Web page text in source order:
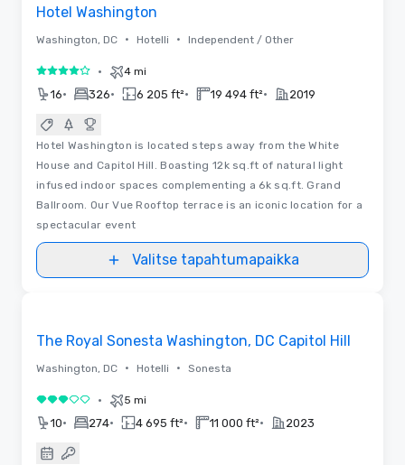
Hotel Washington
Washington, DC • Hotelli • Independent / Other
4 / 5 • 4 mi
16• 326• 6 205 ft²• 19 494 ft²• 2019
Hotel Washington is located steps away from the White
House and Capitol Hill. Boasting 12k sq.ft of natural light
infused indoor spaces complementing a 6k sq.ft. Grand
Ballroom. Our Vue Rooftop terrace is an iconic location for a
spectacular event
Valitse tapahtumapaikka
The Royal Sonesta Washington, DC Capitol Hill
Washington, DC • Hotelli • Sonesta
3 / 5 • 5 mi
10• 274• 4 695 ft²• 11 000 ft²• 2023